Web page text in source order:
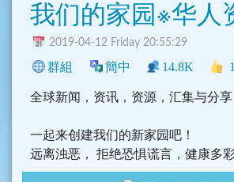
2019-04-12 Friday 20:55:29
群組 簡中 14.8K 1
全球新闻，资讯，资源，汇集与分享
一起来创建我们的新家园吧！
远离浊恶， 拒绝恐惧谎言，健康多
把我们美好，有益的东西，分享给